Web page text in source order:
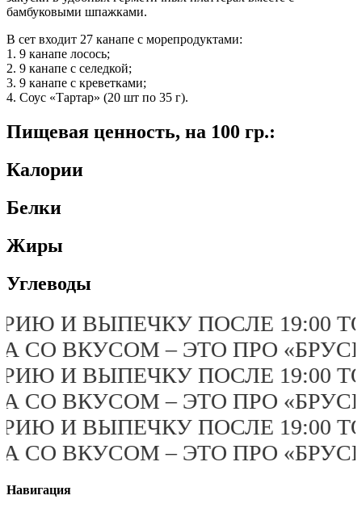
бамбуковыми шпажками.
В сет входит 27 канапе с морепродуктами:
1. 9 канапе лосось;
2. 9 канапе с селедкой;
3. 9 канапе с креветками;
4. Соус «Тартар» (20 шт по 35 г).
Пищевая ценность, на 100 гр.:
Калории
Белки
Жиры
Углеводы
И ВЫПЕЧКУ ПОСЛЕ 19:00
СО ВКУСОМ – ЭТО ПРО
И ВЫПЕЧКУ ПОСЛЕ 19:00
СО ВКУСОМ – ЭТО ПРО
И ВЫПЕЧКУ ПОСЛЕ 19:00
СО ВКУСОМ – ЭТО ПРО
Навигация